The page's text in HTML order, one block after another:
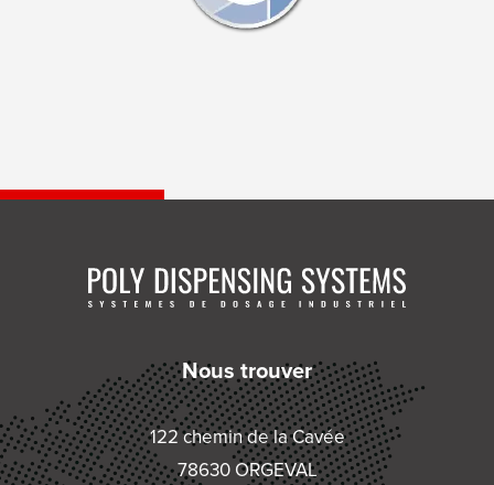
Nous trouver
122 chemin de la Cavée
78630 ORGEVAL